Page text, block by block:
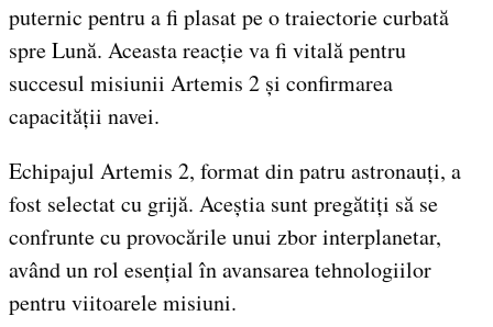
puternic pentru a fi plasat pe o traiectorie curbată
spre Lună. Aceasta reacție va fi vitală pentru
succesul misiunii Artemis 2 și confirmarea
capacității navei.
Echipajul Artemis 2, format din patru astronauți, a
fost selectat cu grijă. Aceștia sunt pregătiți să se
confrunte cu provocările unui zbor interplanetar,
având un rol esențial în avansarea tehnologiilor
pentru viitoarele misiuni.